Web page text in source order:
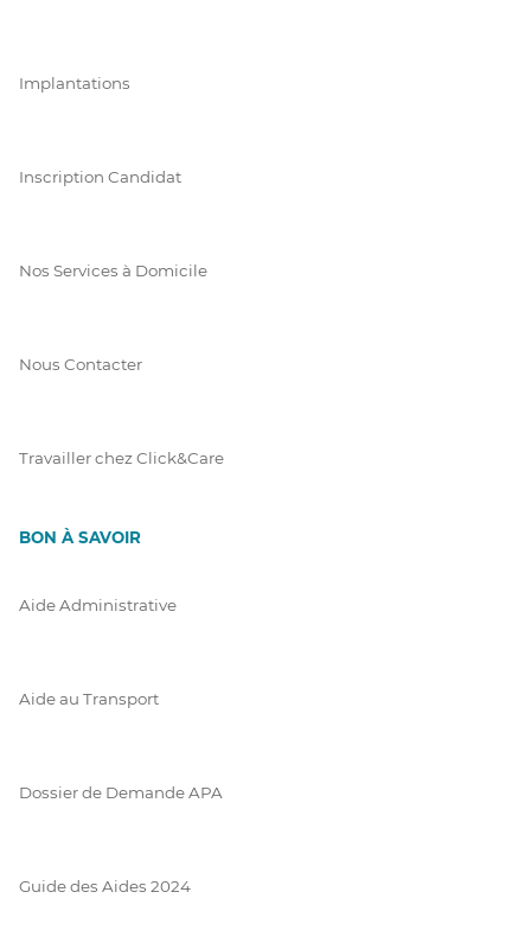
Implantations
Inscription Candidat
Nos Services à Domicile
Nous Contacter
Travailler chez Click&Care
BON À SAVOIR
Aide Administrative
Aide au Transport
Dossier de Demande APA
Guide des Aides 2024